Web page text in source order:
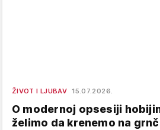
ŽIVOT I LJUBAV 15.07.2026.
O modernoj opsesiji
želimo da krenemo na